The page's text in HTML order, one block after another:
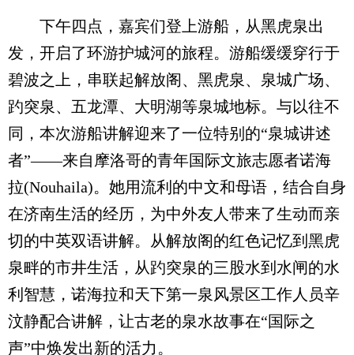
下午四点，嘉宾们登上游船，从黑虎泉出
发，开启了环游护城河的旅程。游船缓缓穿行于
碧波之上，串联起解放阁、黑虎泉、泉城广场、
趵突泉、五龙潭、大明湖等泉城地标。与以往不
同，本次游船讲解迎来了一位特别的“泉城讲述
者”——来自摩洛哥的青年国际文旅志愿者诺海
拉(Nouhaila)。她用流利的中文和母语，结合自身
在济南生活的经历，为中外友人带来了生动而亲
切的中英双语讲解。从解放阁的红色记忆到黑虎
泉畔的市井生活，从趵突泉的三股水到水闸的水
利智慧，诺海拉和天下第一泉风景区工作人员辛
汶静配合讲解，让古老的泉水故事在“国际之
声”中焕发出新的活力。